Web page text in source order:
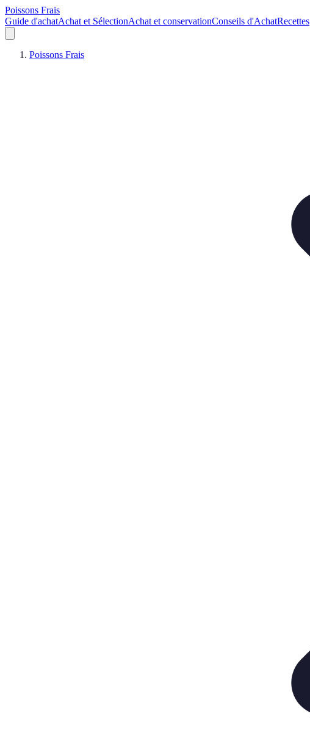
Poissons Frais
Guide d'achatAchat et SélectionAchat et conservationConseils d'AchatRecettes
Poissons Frais